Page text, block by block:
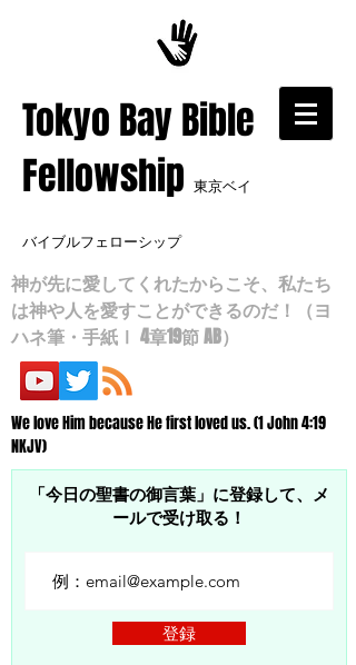
​Tokyo Bay Bible
Fellowship 東京ベイ
バイブルフェローシップ
神が先に愛してくれたからこそ、私たち
は神や人を愛すことができるのだ！（ヨ
ハネ筆・手紙Ⅰ 4章19節 AB）
We love Him because He first loved us. (1 John 4:19
NKJV)
「今日の聖書の御言葉」に登録して、メ
ールで受け取る！
登録